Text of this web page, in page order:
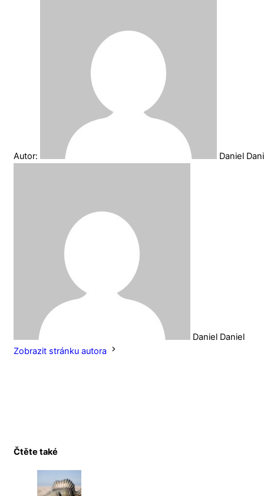
Autor: Daniel
Daniel Daniel
Zobrazit stránku autora
Čtěte také